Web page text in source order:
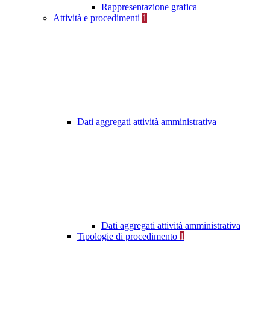
Rappresentazione grafica
Attività e procedimenti 1
Dati aggregati attività amministrativa
Dati aggregati attività amministrativa
Tipologie di procedimento 1